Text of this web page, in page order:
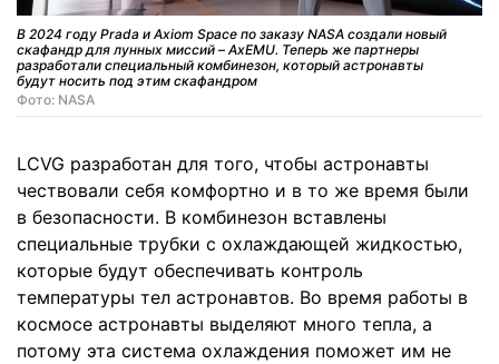
В 2024 году Prada и Axiom Space по заказу NASA создали новый
скафандр для лунных миссий – AxEMU. Теперь же партнеры
разработали специальный комбинезон, который астронавты
будут носить под этим скафандром
Фото: NASA
LCVG разработан для того, чтобы астронавты
чествовали себя комфортно и в то же время были
в безопасности. В комбинезон вставлены
специальные трубки с охлаждающей жидкостью,
которые будут обеспечивать контроль
температуры тел астронавтов. Во время работы в
космосе астронавты выделяют много тепла, а
потому эта система охлаждения поможет им не